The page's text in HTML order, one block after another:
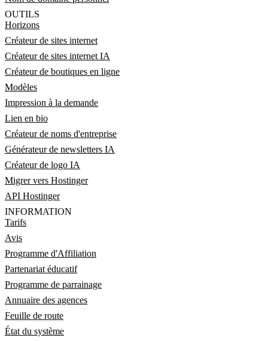
OUTILS
Horizons
Créateur de sites internet
Créateur de sites internet IA
Créateur de boutiques en ligne
Modèles
Impression à la demande
Lien en bio
Créateur de noms d'entreprise
Générateur de newsletters IA
Créateur de logo IA
Migrer vers Hostinger
API Hostinger
INFORMATION
Tarifs
Avis
Programme d'Affiliation
Partenariat éducatif
Programme de parrainage
Annuaire des agences
Feuille de route
État du système